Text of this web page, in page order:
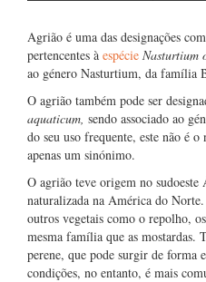
Agrião é uma das designações
pertencentes à espécie Nasturtium
ao género Nasturtium, da família
O agrião também pode ser
aquaticum, sendo associado ao
do seu uso frequente, este não é
apenas um sinónimo.
O agrião teve origem no sudoeste
naturalizada na América do Norte.
outros vegetais como o repolho,
mesma família que as mostardas.
perene, que pode surgir de forma
condições, no entanto, é mais